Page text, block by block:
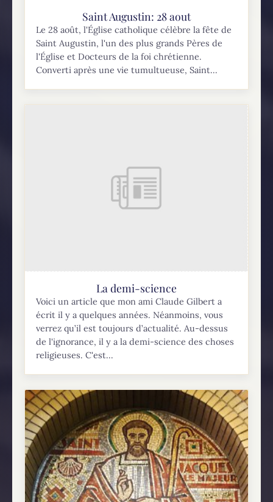
Saint Augustin: 28 aout
Le 28 août, l'Église catholique célèbre la fête de
Saint Augustin, l'un des plus grands Pères de
l'Église et Docteurs de la foi chrétienne.
Converti après une vie tumultueuse, Saint...
La demi-science
Voici un article que mon ami Claude Gilbert a
écrit il y a quelques années. Néanmoins, vous
verrez qu’il est toujours d’actualité. Au-dessus
de l'ignorance, il y a la demi-science des choses
religieuses. C'est...